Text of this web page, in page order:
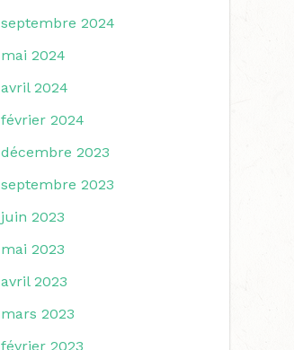
septembre 2024
mai 2024
avril 2024
février 2024
décembre 2023
septembre 2023
juin 2023
mai 2023
avril 2023
mars 2023
février 2023